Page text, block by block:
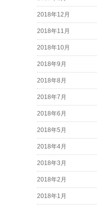
2018年12月
2018年11月
2018年10月
2018年9月
2018年8月
2018年7月
2018年6月
2018年5月
2018年4月
2018年3月
2018年2月
2018年1月